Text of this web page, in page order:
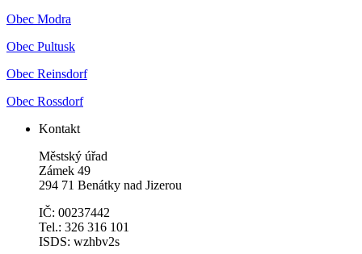
Obec Modra
Obec Pultusk
Obec Reinsdorf
Obec Rossdorf
Kontakt
Městský úřad
Zámek 49
294 71 Benátky nad Jizerou
IČ: 00237442
Tel.: 326 316 101
ISDS: wzhbv2s